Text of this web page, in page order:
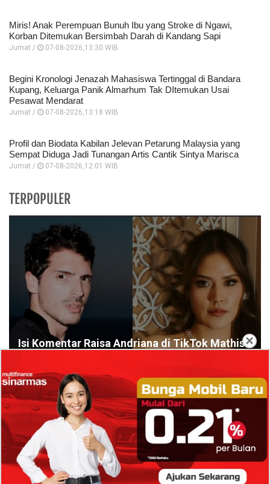
×
Miris! Anak Perempuan Bunuh Ibu yang Stroke di Ngawi,
Korban Ditemukan Bersimbah Darah di Kandang Sapi
Jumat / 07-08-2026,13:30 WIB
Begini Kronologi Jenazah Mahasiswa Tertinggal di Bandara
Kupang, Keluarga Panik Almarhum Tak DItemukan Usai
Pesawat Mendarat
Jumat / 07-08-2026,13:18 WIB
Profil dan Biodata Kabilan Jelevan Petarung Malaysia yang
Sempat Diduga Jadi Tunangan Artis Cantik Sintya Marisca
Jumat / 07-08-2026,12:01 WIB
TERPOPULER
Isi Komentar Raisa Andriana di TikTok Mathis
Profil Biodata Mathis Molinié, Chef Prancis Pacar
Baru Raisa Andriana yang Kini Resmi Go Publik?
Sumber Penghasilan Asila Maisa Apa Saja? Dituding
Beli Barang Branded Pakai Uang Ayah yang Jadi
Wabup!